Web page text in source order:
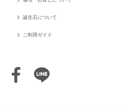
誕生石について
ご利用ガイド